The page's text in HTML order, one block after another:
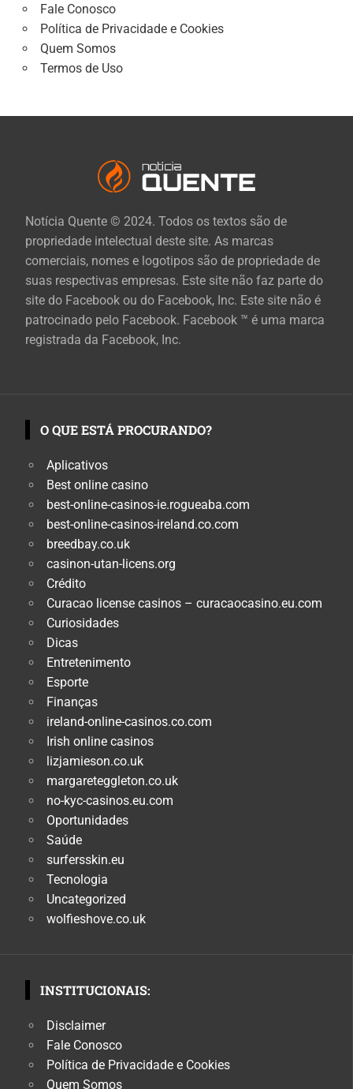
Fale Conosco
Política de Privacidade e Cookies
Quem Somos
Termos de Uso
Notícia Quente © 2024. Todos os textos são de
propriedade intelectual deste site. As marcas
comerciais, nomes e logotipos são de propriedade de
suas respectivas empresas. Este site não faz parte do
site do Facebook ou do Facebook, Inc. Este site não é
patrocinado pelo Facebook. Facebook ™ é uma marca
registrada da Facebook, Inc.
O QUE ESTÁ PROCURANDO?
Aplicativos
Best online casino
best-online-casinos-ie.rogueaba.com
best-online-casinos-ireland.co.com
breedbay.co.uk
casinon-utan-licens.org
Crédito
Curacao license casinos – curacaocasino.eu.com
Curiosidades
Dicas
Entretenimento
Esporte
Finanças
ireland-online-casinos.co.com
Irish online casinos
lizjamieson.co.uk
margareteggleton.co.uk
no-kyc-casinos.eu.com
Oportunidades
Saúde
surfersskin.eu
Tecnologia
Uncategorized
wolfieshove.co.uk
INSTITUCIONAIS:
Disclaimer
Fale Conosco
Política de Privacidade e Cookies
Quem Somos